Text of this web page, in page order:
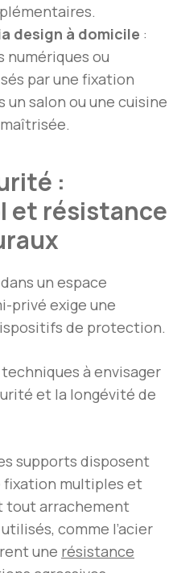
design à domicile :
numériques ou
par une fixation
un salon ou une cuisine
:
et résistance
un espace
privé exige une
de protection.
à envisager
et la longévité de
supports disposent
fixation multiples et
tout arrachement
comme l’acier
une résistance